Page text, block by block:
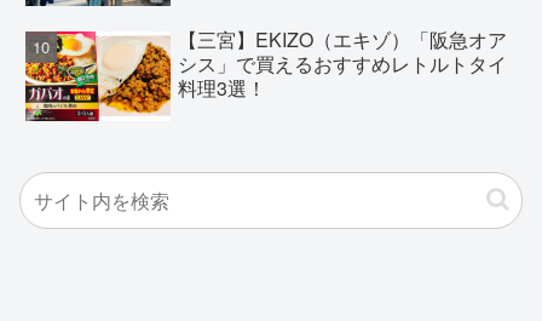
【三宮】EKIZO（エキゾ）「阪急オア
シス」で買えるおすすめレトルトタイ
料理3選！